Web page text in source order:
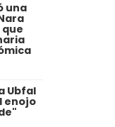
una
Ubfal
enojo